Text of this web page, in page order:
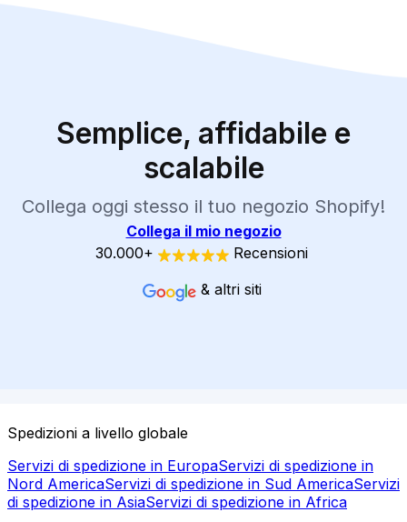
Semplice, affidabile e
scalabile
Collega oggi stesso il tuo negozio Shopify!
Collega il mio negozio
30.000+
Recensioni
& altri siti
Spedizioni a livello globale
Servizi di spedizione in EuropaServizi di spedizione in
Nord AmericaServizi di spedizione in Sud AmericaServizi
di spedizione in AsiaServizi di spedizione in Africa